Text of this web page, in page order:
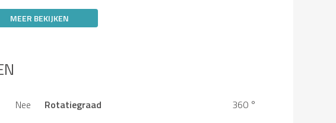
MEER BEKIJKEN
Nee Rotatiegraad
360 °